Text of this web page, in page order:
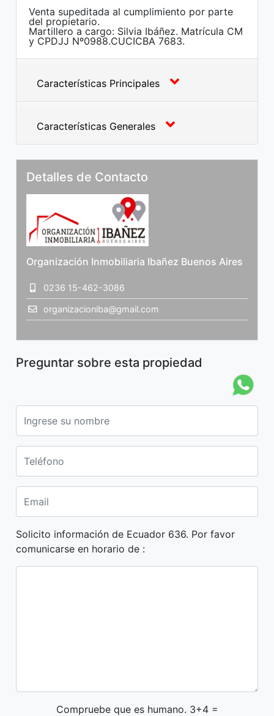
Venta supeditada al cumplimiento por parte
del propietario.
Martillero a cargo: Silvia Ibáñez. Matrícula CM
y CPDJJ Nº0988.CUCICBA 7683.
Características Principales
Características Generales
Detalles de Contacto
Organización Inmobiliaria Ibañez Buenos Aires
0236 15-462-3086
organizacioniba@gmail.com
Preguntar sobre esta propiedad
Solicito información de Ecuador 636. Por favor
comunicarse en horario de :
Compruebe que es humano. 3+4 =